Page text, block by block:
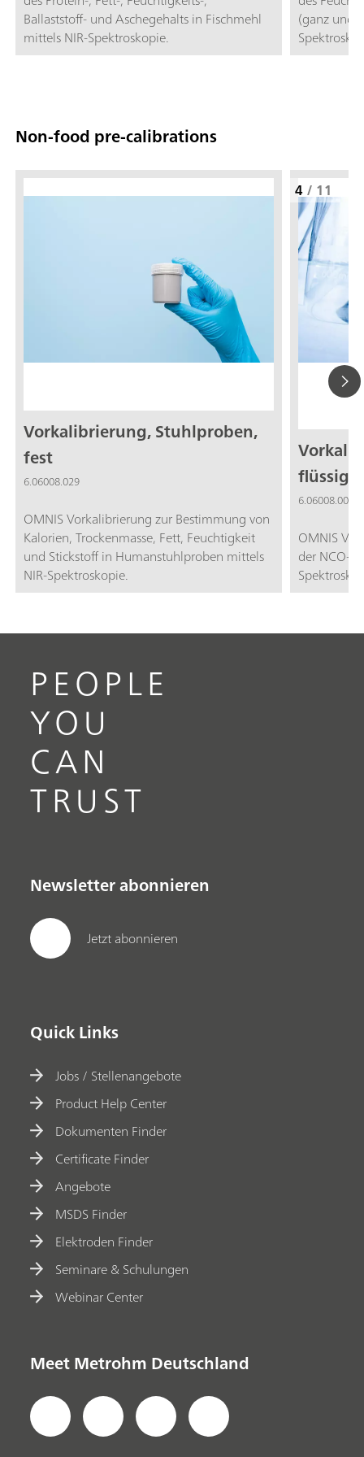
Ballaststoff- und Aschegehalts in Fischmehl
mittels NIR-Spektroskopie.
(ganz und
Non-food pre-calibrations
Vorkalibrierung, Stuhlproben,
fest
6.06008.029
OMNIS Vorkalibrierung zur Bestimmung von
Kalorien, Trockenmasse, Fett, Feuchtigkeit
und Stickstoff in Humanstuhlproben mittels
NIR-Spektroskopie.
flüssig
6.06008.005
OMNIS
der NCO-
4/ 11
PEOPLE
YOU
CAN
TRUST
Newsletter abonnieren
Jetzt abonnieren
Quick Links
Jobs / Stellenangebote
Product Help Center
Dokumenten Finder
Certificate Finder
Angebote
MSDS Finder
Elektroden Finder
Seminare & Schulungen
Webinar Center
Meet Metrohm Deutschland